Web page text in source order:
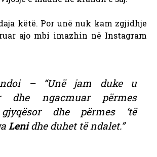
këtë. Por unë nuk kam zgjidhje
ajo mbi imazhin në Instagram
– “Unë jam duke u
dhe ngacmuar përmes
dhe përmes ‘të
Lenidhe duhet të ndalet.”